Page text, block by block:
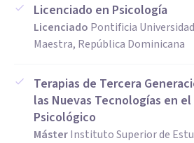
Licenciado en Psicología
Licenciado Pontificia
Maestra, República Dominicana
Terapias de Tercera
las Nuevas Tecnologías en
Psicológico
MásterInstituto Superior de